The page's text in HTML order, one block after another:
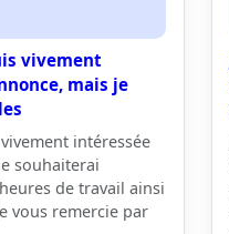
vivement
mais je
intéressée
souhaiterai
de travail ainsi
vous remercie par